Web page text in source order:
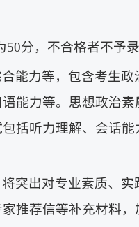
分，不合格者不予录
能力等，包含考生
能力等。思想政治
括听力理解、会话能
突出对专业素质、
推荐信等补充材料